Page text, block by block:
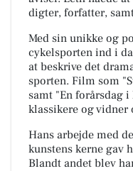
digter, forfatter,
Med sin unikke og
cykelsporten ind i
at beskrive det
sporten. Film som
samt "En forårsdag
klassikere og vidner
Hans arbejde med
kunstens kerne gav
Blandt andet blev